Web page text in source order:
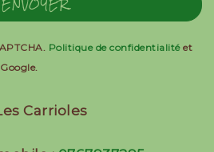
Politique de confidentialitéet
Carrioles